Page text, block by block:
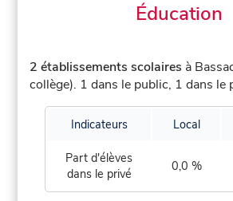
Éducation
2 établissements scolaires à
collège). 1 dans le public, 1 dans le
Indicateurs Local
Part d'élèves
dans le privé
0,0 %